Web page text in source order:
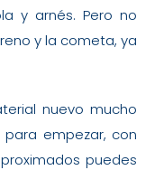
y arnés. Pero no
y la cometa, ya
nuevo mucho
empezar, con
puedes